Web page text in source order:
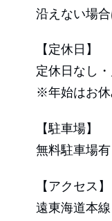
沿えない場合
【定休日】
定休日なし
※年始はお休
【駐車場】
無料駐車場
【アクセス】
遠東海道本